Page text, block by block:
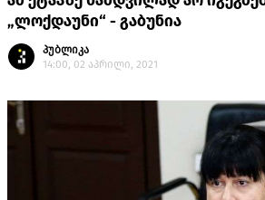
„ლოქდაუნი“ - გაბუნია
პუბლიკა
14:00, 02 აპრილი, 2021